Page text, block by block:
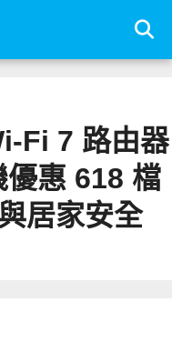
Fi 7 路由器
惠 618 檔
居家安全